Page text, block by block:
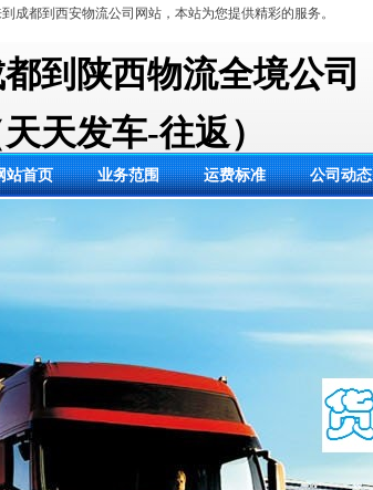
到陕西物流全境公司
天天发车-往返）
站首页 业务范围 运费标准 公司动态
成都到西安物流公司网站，本站为您提供精彩的服务。